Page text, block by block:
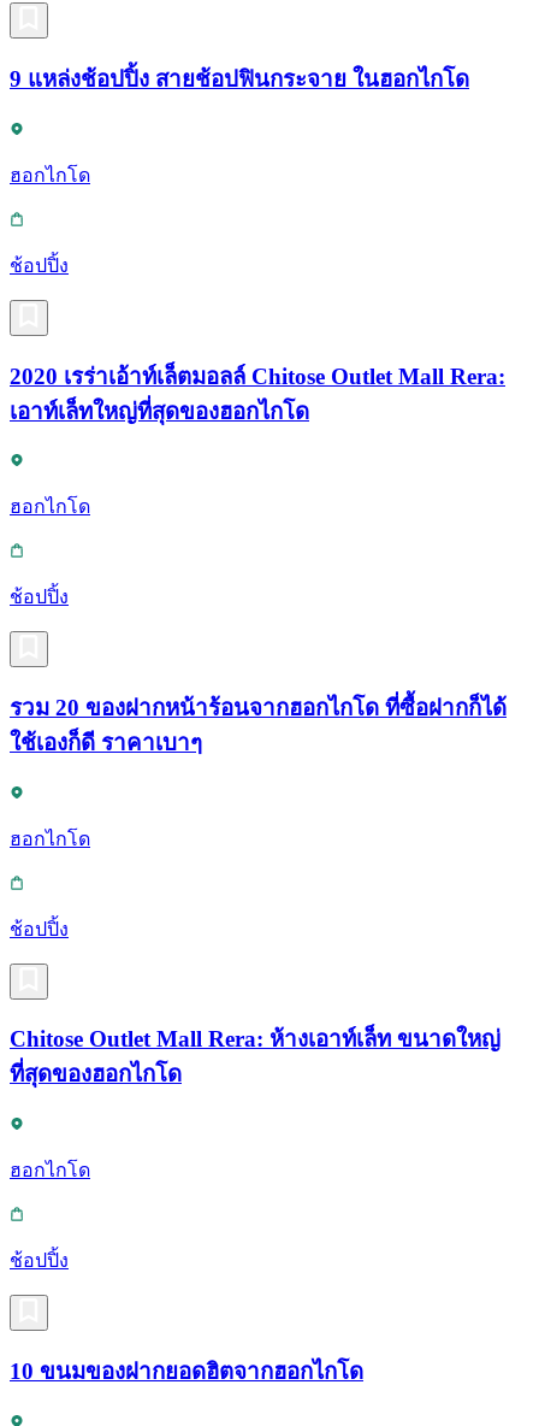
9 แหล่งช้อปปิ้ง สายช้อปฟินกระจาย ในฮอกไกโด
ฮอกไกโด
ช้อปปิ้ง
2020 เรร่าเอ้าท์เล็ตมอลล์ Chitose Outlet Mall Rera:
เอาท์เล็ทใหญ่ที่สุดของฮอกไกโด
ฮอกไกโด
ช้อปปิ้ง
รวม 20 ของฝากหน้าร้อนจากฮอกไกโด ที่ซื้อฝากก็ได้
ใช้เองก็ดี ราคาเบาๆ
ฮอกไกโด
ช้อปปิ้ง
Chitose Outlet Mall Rera: ห้างเอาท์เล็ท ขนาดใหญ่
ที่สุดของฮอกไกโด
ฮอกไกโด
ช้อปปิ้ง
10 ขนมของฝากยอดฮิตจากฮอกไกโด